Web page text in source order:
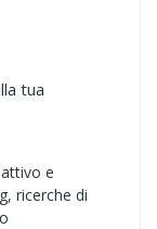
tua
e
ricerche di